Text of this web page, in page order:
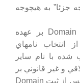
جزئا” به هيچوجه
3- مسئوليت انتخاب نام مناسب براي Domain بر عهده
انتخاب نامهاي
شده با نام ساير
و غير قانوني بر
همچنين پس از ثبت Domain